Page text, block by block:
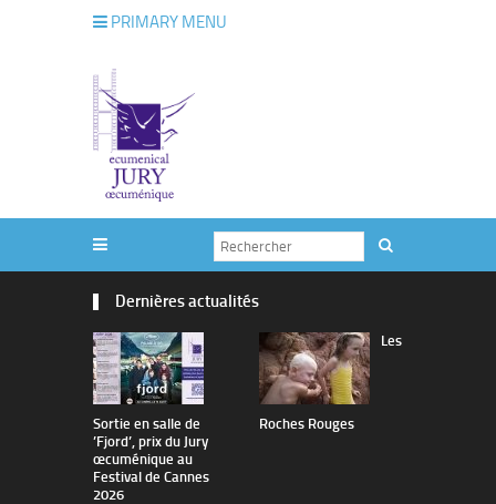
PRIMARY MENU
Dernières actualités
Sortie en salle de
’Fjord’, prix du Jury
œcuménique au
Festival de Cannes
2026
Les
Roches Rouges